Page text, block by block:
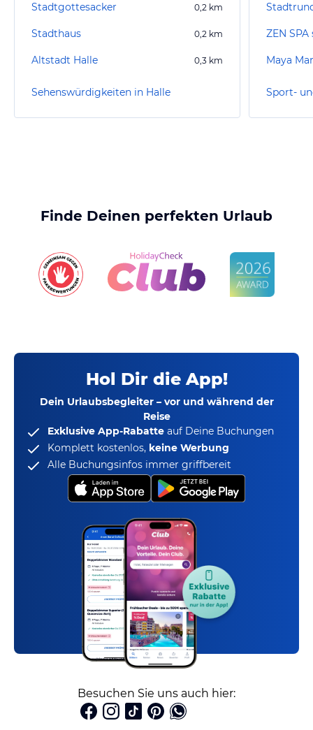
Stadtgottesacker 0,2 km
Stadthaus 0,2 km
Altstadt Halle 0,3 km
Sehenswürdigkeiten in Halle
ZEN
Maya
Sport-
Finde Deinen perfekten Urlaub
Hol Dir die App!
Dein Urlaubsbegleiter – vor und während der
Reise
Exklusive App-Rabatte auf Deine Buchungen
Komplett kostenlos, keine Werbung
Alle Buchungsinfos immer griffbereit
Besuchen Sie uns auch hier: